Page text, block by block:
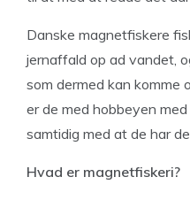
Danske magnetfiskere
jernaffald op ad vandet,
som dermed kan komme
er de med hobbeyen
samtidig med at de har
Hvad er magnetfiskeri?